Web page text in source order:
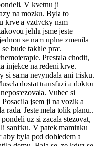
V kvetnu ji
na mozku. Byla to
krve a vzdycky nam
jehlu jsme jeste
se nam uplne zmenila
bude takhle prat.
Prestala chodit,
injekce na redeni krve.
si sama nevyndala ani trisku.
dostat transfuzi a doktor
Vubec si
jsem ji na vozik a
rada. Jeste mela tolik planu..
uz si zacala stezovat,
sanitku. V patek maminku
byla pod dohledem a